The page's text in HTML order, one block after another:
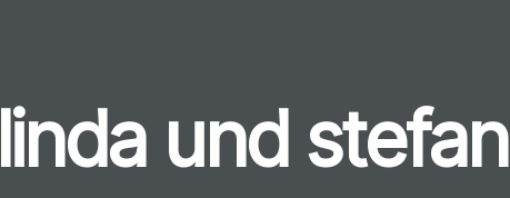
linda und stefan